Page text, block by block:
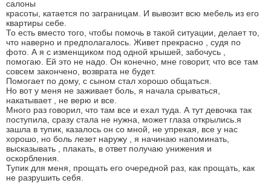
салоны
красоты, катается по заграницам. И вывозит всю мебель из его
квартиры себе.
То есть вместо того, чтобы помочь в такой ситуации, делает то,
что наверно и предполагалось. Живет прекрасно , судя по
фото. А я с изменщиком под одной крышей, забочусь ,
помогаю. Ей это не надо. Он конечно, мне говорит, что все там
совсем закончено, возврата не будет.
Помогает по дому, с сыном стал хорошо общаться.
Но вот у меня не заживает боль, я начала срываться,
накатывает , не верю и все.
Много раз говорил, что там все и ехал туда. А тут девочка так
поступила, сразу стала не нужна, может глаза открылись.я
зашла в тупик, казалось он со мной, не упрекая, все у нас
хорошо, но боль лезет наружу , я начинаю напоминать,
высказывать , плакать, в ответ получаю унижения и
оскорбления.
Тупик для меня, прощать его очередной раз, как прощать, как
не разрушить себя.